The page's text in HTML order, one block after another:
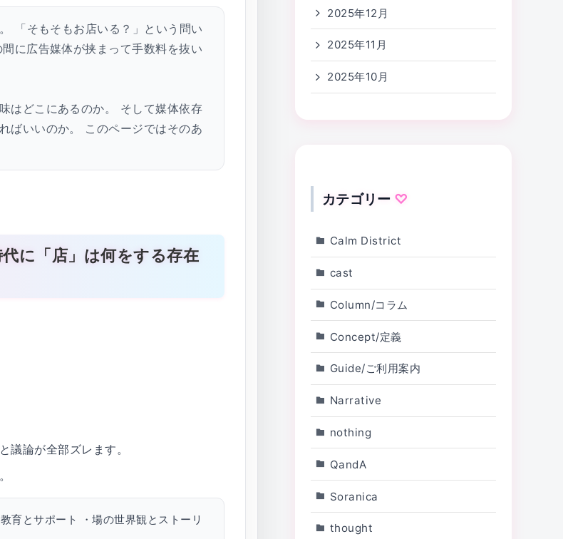
「そもそもお店いる？」という問い
に広告媒体が挟まって手数料を抜い
はどこにあるのか。 そして媒体依存
ばいいのか。 このページではそのあ
に「店」は何をする存在
議論が全部ズレます。
育とサポート ・場の世界観とストーリ
2025年12月
2025年11月
2025年10月
カテゴリー
Calm District
cast
Column/コラム
Concept/定義
Guide/ご利用案内
Narrative
nothing
QandA
Soranica
thought